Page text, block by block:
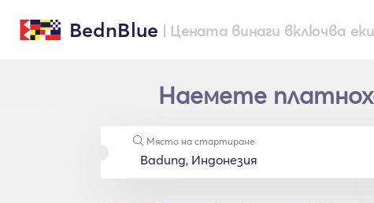
BednBlue | Цената винаги включва
Наемете
Място на стартиране